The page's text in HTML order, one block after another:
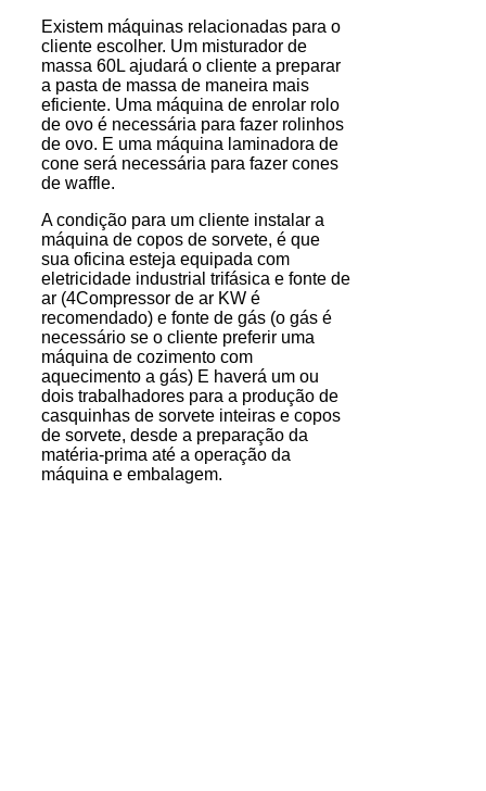
Existem máquinas relacionadas para o
cliente escolher. Um misturador de
massa 60L ajudará o cliente a preparar
a pasta de massa de maneira mais
eficiente. Uma máquina de enrolar rolo
de ovo é necessária para fazer rolinhos
de ovo. E uma máquina laminadora de
cone será necessária para fazer cones
de waffle.
A condição para um cliente instalar a
máquina de copos de sorvete, é que
sua oficina esteja equipada com
eletricidade industrial trifásica e fonte de
ar (4Compressor de ar KW é
recomendado) e fonte de gás (o gás é
necessário se o cliente preferir uma
máquina de cozimento com
aquecimento a gás) E haverá um ou
dois trabalhadores para a produção de
casquinhas de sorvete inteiras e copos
de sorvete, desde a preparação da
matéria-prima até a operação da
máquina e embalagem.